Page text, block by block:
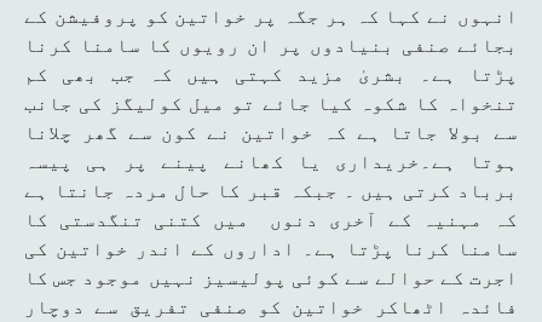
انہوں نے کہا کہ ہر جگہ پر خواتین کو پروفیشن کے
بجائے صنفی بنیادوں پر ان رویوں کا سامنا کرنا
پڑتا ہے۔ بشریٰ مزید کہتی ہیں کہ جب بھی کم
تنخواہ کا شکوہ کیا جائے تو میل کولیگز کی جانب
سے بولا جاتا ہے کہ خواتین نے کون سے گھر چلانا
ہوتا ہے۔خریداری یا کھانے پینے پر ہی پیسہ
برباد کرتی ہیں ۔ جبکہ قبر کا حال مردہ جانتا ہے
کہ مہنیہ کے آخری دنوں میں کتنی تنگدستی کا
سامنا کرنا پڑتا ہے۔ اداروں کے اندر خواتین کی
اجرت کے حوالے سے کوئی پولیسیز نہیں موجود جس کا
فائدہ اٹھاکر خواتین کو صنفی تفریق سے دوچار